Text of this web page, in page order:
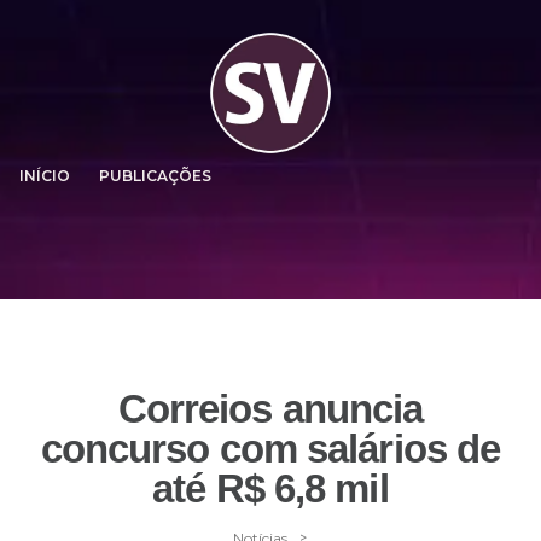
INÍCIO PUBLICAÇÕES
Correios anuncia
concurso com salários de
até R$ 6,8 mil
>